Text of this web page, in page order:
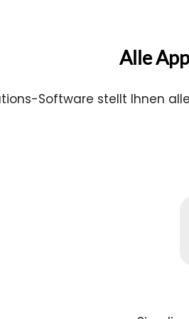
Alle
Software stellt Ihnen